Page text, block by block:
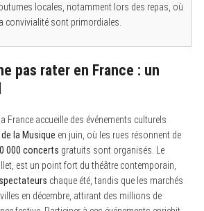
locales, notamment lors des repas, où
convivialité sont primordiales.
pas rater en France : un
France accueille des événements culturels
la Musique en juin, où les rues résonnent de
000 concerts gratuits sont organisés. Le
est un point fort du théâtre contemporain,
chaque été, tandis que les marchés
en décembre, attirant des millions de